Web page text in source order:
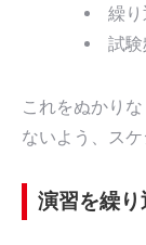
繰
試
これをぬかり
ないよう、スケ
演習を繰り